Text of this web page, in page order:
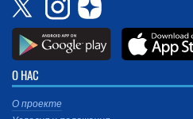
О НАС
О проекте